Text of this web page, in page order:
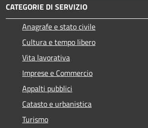
CATEGORIE DI SERVIZIO
Anagrafe e stato civile
Cultura e tempo libero
Vita lavorativa
Imprese e Commercio
Appalti pubblici
Catasto e urbanistica
Turismo